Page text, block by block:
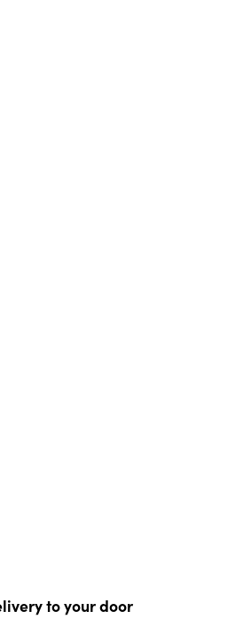
to your door